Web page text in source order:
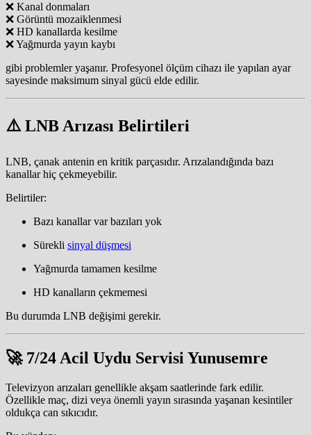
❌ Kanal donmaları
❌ Görüntü mozaiklenmesi
❌ HD kanallarda kesilme
❌ Yağmurda yayın kaybı
gibi problemler yaşanır. Profesyonel ölçüm cihazı ile yapılan ayar
sayesinde maksimum sinyal gücü elde edilir.
⚠️ LNB Arızası Belirtileri
LNB, çanak antenin en kritik parçasıdır. Arızalandığında bazı
kanallar hiç çekmeyebilir.
Belirtiler:
Bazı kanallar var bazıları yok
Sürekli sinyal düşmesi
Yağmurda tamamen kesilme
HD kanalların çekmemesi
Bu durumda LNB değişimi gerekir.
🚀 7/24 Acil Uydu Servisi Yunusemre
Televizyon arızaları genellikle akşam saatlerinde fark edilir.
Özellikle maç, dizi veya önemli yayın sırasında yaşanan kesintiler
oldukça can sıkıcıdır.